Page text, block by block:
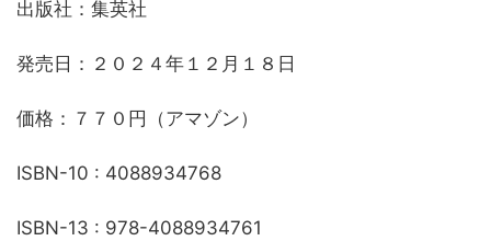
出版社：集英社
発売日：２０２４年１２月１８日
価格：７７０円（アマゾン）
ISBN-10 : 4088934768
ISBN-13 : 978-4088934761